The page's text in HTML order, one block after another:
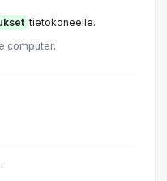
tietokoneelle.
computer.